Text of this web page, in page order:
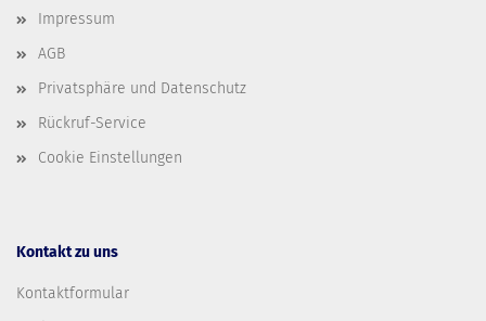
Impressum
AGB
Privatsphäre und Datenschutz
Rückruf-Service
Cookie Einstellungen
Kontakt zu uns
Kontaktformular